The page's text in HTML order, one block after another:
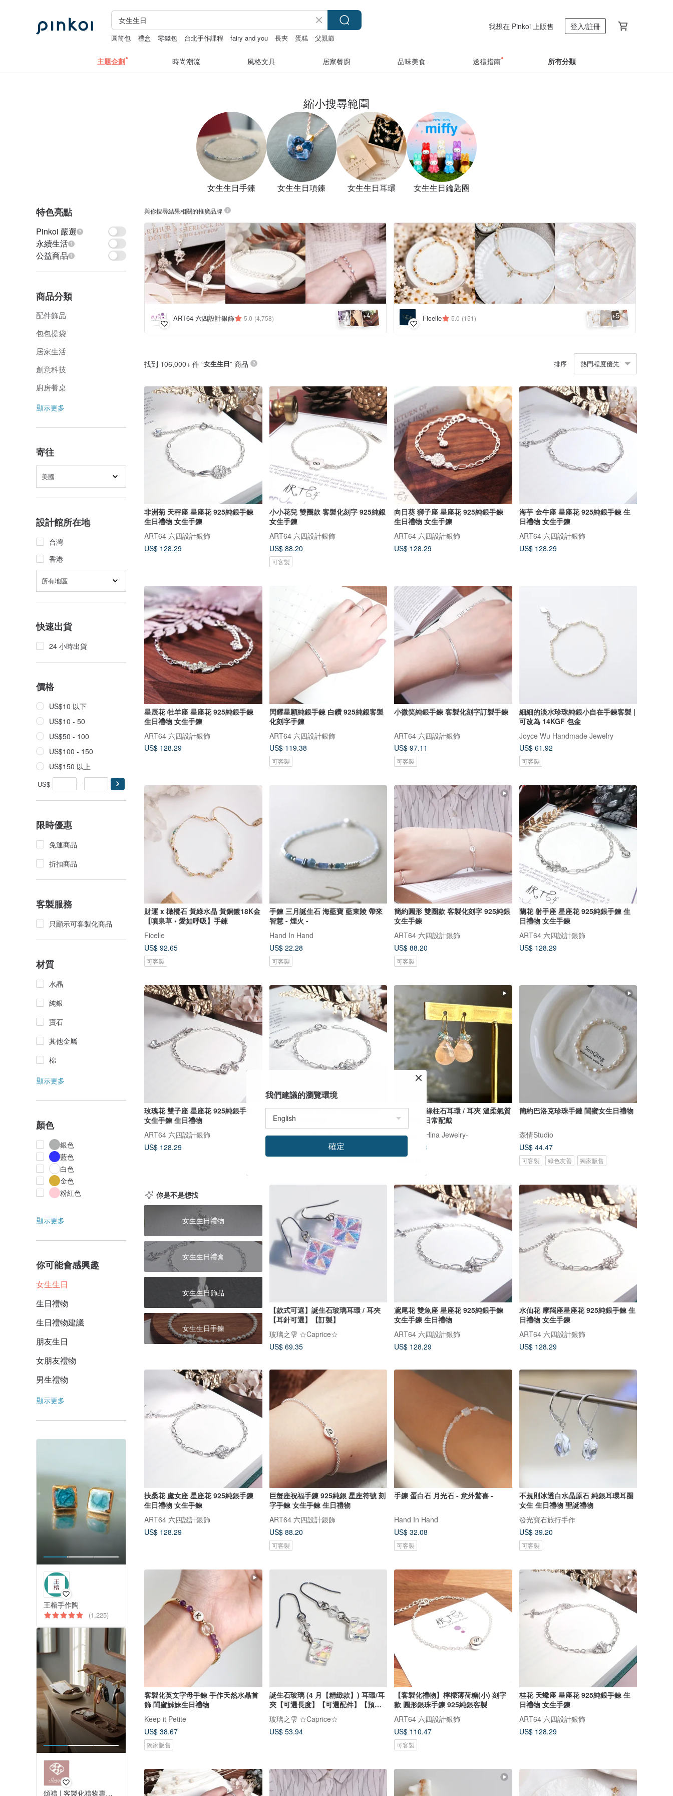
圓筒包 禮盒 零錢包 台北手作課程 fairy and you 長夾 蛋糕 父親節
我想在 Pinkoi 上販售 登入/註冊
主題企劃 時尚潮流 風格文具 居家餐廚 品味美食 送禮指南 所有分類
縮小搜尋範圍
女生生日手鍊 女生生日項鍊 女生生日耳環 女生生日鑰匙圈
特色亮點
Pinkoi 嚴選
永續生活
公益商品
商品分類
配件飾品
包包提袋
居家生活
創意科技
廚房餐桌
顯示更多
寄往
美國
設計館所在地
台灣
香港
所有地區
快速出貨
24 小時出貨
價格
US$10 以下
US$10 - 50
US$50 - 100
US$100 - 150
US$150 以上
US$ -
限時優惠
免運商品
折扣商品
客製服務
只顯示可客製化商品
材質
水晶
純銀
寶石
其他金屬
棉
顯示更多
顏色
銀色
藍色
白色
金色
粉紅色
顯示更多
你可能會感興趣
女生生日
生日禮物
生日禮物建議
朋友生日
女朋友禮物
男生禮物
顯示更多
王榕手作陶
(1,225)
頌禮 | 客製化禮物專門店
與你搜尋結果相關的推廣品牌
ART64 六四設計銀飾 5.0 (4,758) +4 Ficelle 5.0 (151) +5
找到 106,000+ 件 “女生生日” 商品 排序 熱門程度優先
非洲菊 天秤座 星座花 925純銀手鍊
生日禮物 女生手鍊
ART64 六四設計銀飾
US$ 128.29
小小花兒 雙圈款 客製化刻字 925純銀
女生手鍊
ART64 六四設計銀飾
US$ 88.20
可客製
向日葵 獅子座 星座花 925純銀手鍊
生日禮物 女生手鍊
ART64 六四設計銀飾
US$ 128.29
海芋 金牛座 星座花 925純銀手鍊 生
日禮物 女生手鍊
ART64 六四設計銀飾
US$ 128.29
星辰花 牡羊座 星座花 925純銀手鍊
生日禮物 女生手鍊
ART64 六四設計銀飾
US$ 128.29
閃耀星願純銀手鍊 白鑽 925純銀客製
化刻字手鍊
ART64 六四設計銀飾
US$ 119.38
可客製
小微笑純銀手鍊 客製化刻字訂製手鍊
ART64 六四設計銀飾
US$ 97.11
可客製
細細的淡水珍珠純銀小自在手鍊客製 |
可改為 14KGF 包金
Joyce Wu Handmade Jewelry
US$ 61.92
可客製
財運 x 橄欖石 黃綠水晶 黃銅鍍18K金
【噴泉草 • 愛如呼吸】手鍊
Ficelle
US$ 92.65
可客製
手鍊 三月誕生石 海藍寶 藍東陵 帶來
智慧 - 煙火 -
Hand In Hand
US$ 22.28
可客製
簡約圓形 雙圈款 客製化刻字 925純銀
女生手鍊
ART64 六四設計銀飾
US$ 88.20
可客製
蘭花 射手座 星座花 925純銀手鍊 生
日禮物 女生手鍊
ART64 六四設計銀飾
US$ 128.29
玫瑰花 雙子座 星座花 925純銀手鍊
女生手鍊 生日禮物
ART64 六四設計銀飾
US$ 128.29
櫻草花 水瓶座 星座花 925純銀手鍊
生日禮物 女生手鍊
ART64 六四設計銀飾
14KGF 橙綠柱石耳環 / 耳夾 溫柔氣質
生日禮物 日常配戴
17select -Hina Jewelry-
US$ 70.38
簡約巴洛克珍珠手鏈 閨蜜女生日禮物
森情Studio
US$ 44.47
可客製 綠色友善 獨家販售
你是不是想找
女生生日禮物
女生生日禮盒
女生生日飾品
女生生日手鍊
【款式可選】誕生石玻璃耳環 / 耳夾
【耳針可選】【訂製】
玻璃之雫 ☆Caprice☆
US$ 69.35
鳶尾花 雙魚座 星座花 925純銀手鍊
女生手鍊 生日禮物
ART64 六四設計銀飾
US$ 128.29
水仙花 摩羯座星座花 925純銀手鍊 生
日禮物 女生手鍊
ART64 六四設計銀飾
US$ 128.29
扶桑花 處女座 星座花 925純銀手鍊
生日禮物 女生手鍊
ART64 六四設計銀飾
US$ 128.29
巨蟹座祝福手鍊 925純銀 星座符號 刻
字手鍊 女生手鍊 生日禮物
ART64 六四設計銀飾
US$ 88.20
可客製
手鍊 蛋白石 月光石 - 意外驚喜 -
Hand In Hand
US$ 32.08
可客製
不規則冰透白水晶原石 純銀耳環耳圈
女生 生日禮物 聖誕禮物
發光寶石旅行手作
US$ 39.20
可客製
客製化英文字母手鍊 手作天然水晶首
飾 閨蜜姊妹生日禮物
Keep it Petite
US$ 38.67
獨家販售
誕生石玻璃 (4 月【精緻款】) 耳環/耳
夾【可選長度】【可選配件】【預約
製作】
玻璃之雫 ☆Caprice☆
US$ 53.94
【客製化禮物】檸檬薄荷糖(小) 刻字
款 圓形銀珠手鍊 925純銀客製
ART64 六四設計銀飾
US$ 110.47
可客製
桂花 天蠍座 星座花 925純銀手鍊 生
日禮物 女生手鍊
ART64 六四設計銀飾
US$ 128.29
我們建議的瀏覽環境
確定